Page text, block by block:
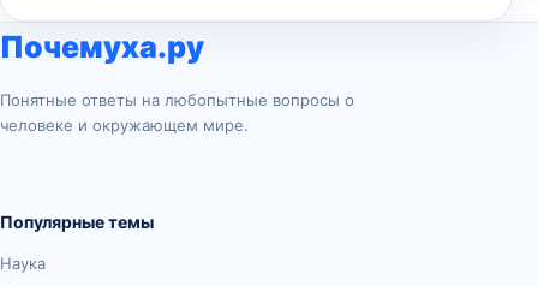
Почемуха.ру
Понятные ответы на любопытные вопросы о
человеке и окружающем мире.
Популярные темы
Наука